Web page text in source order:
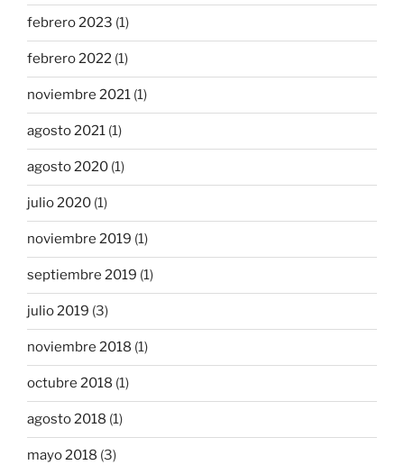
febrero 2023 (1)
febrero 2022 (1)
noviembre 2021 (1)
agosto 2021 (1)
agosto 2020 (1)
julio 2020 (1)
noviembre 2019 (1)
septiembre 2019 (1)
julio 2019 (3)
noviembre 2018 (1)
octubre 2018 (1)
agosto 2018 (1)
mayo 2018 (3)